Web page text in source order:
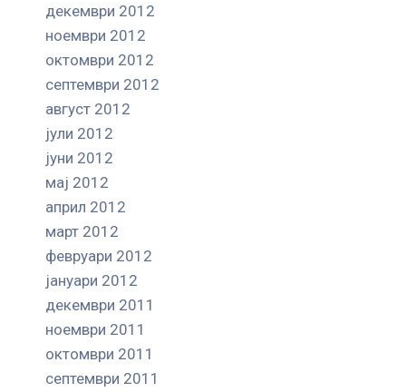
декември 2012
ноември 2012
октомври 2012
септември 2012
август 2012
јули 2012
јуни 2012
мај 2012
април 2012
март 2012
февруари 2012
јануари 2012
декември 2011
ноември 2011
октомври 2011
септември 2011